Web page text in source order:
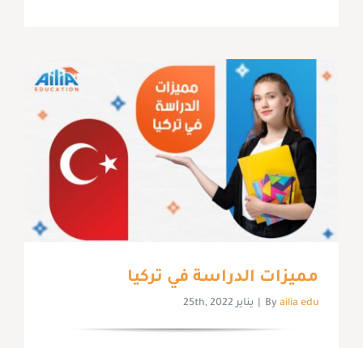
مميزات الدراسة في تركيا
Byailia edu يناير 25th, 2022